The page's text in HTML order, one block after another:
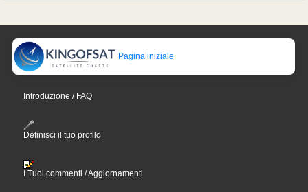
Pagina iniziale
Introduzione / FAQ
Definisci il tuo profilo
I Tuoi commenti / Aggiornamenti